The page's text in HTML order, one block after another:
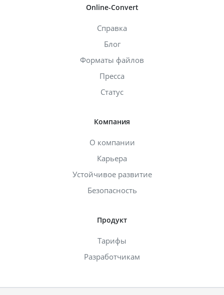
Online-Convert
Справка
Блог
Форматы файлов
Пресса
Статус
Компания
О компании
Карьера
Устойчивое развитие
Безопасность
Продукт
Тарифы
Разработчикам